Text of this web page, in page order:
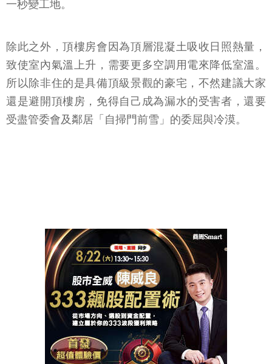
一秒變工地。
除此之外，頂樓房會因為頂層混凝土吸收日照熱量，
致使室內氣溫上升，需要更多空調用電來降低室溫。
所以除非住的是具備頂級景觀的豪宅，不然建議大家
還是避開頂樓房，免得自己成為漏水的受害者，還要
受盡管委會及鄰居「自掃門前雪」的委屈與冷漠。